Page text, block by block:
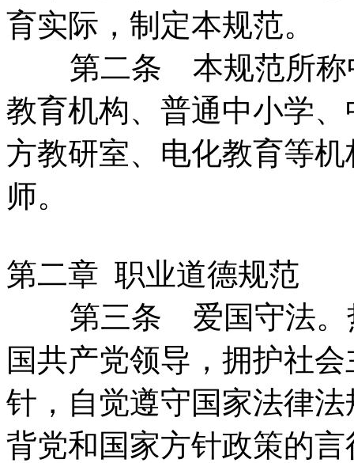
育实际，制定本规范。
第二条 本规范所称
教育机构、普通中小学
方教研室、电化教育等
师。
第二章 职业道德规范
第三条 爱国守法。
国共产党领导，拥护社
针，自觉遵守国家法律
背党和国家方针政策的